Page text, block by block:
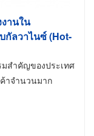
านใน
กัลวาไนซ์ (Hot-
สำคัญของประเทศ
าจำนวนมาก